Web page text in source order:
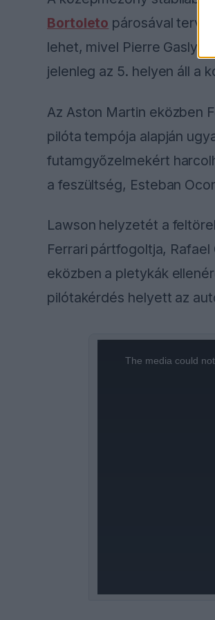
Bortoleto párosával
lehet, mivel Pierre Gasly
jelenleg az 5. helyen áll a
Az Aston Martin eközben
pilóta tempója alapján
futamgyőzelmekért
a feszültség, Esteban
Lawson helyzetét a
Ferrari pártfogoltja,
eközben a pletykák
pilótakérdés helyett az
The media could